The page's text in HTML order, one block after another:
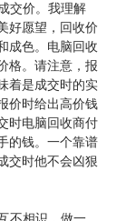
交价。我理解
好愿望，回收价
成色。电脑回收
格。请注意，报
着是成交时的实
价时给出高价钱
时电脑回收商付
的钱。一个靠谱
交时他不会凶狠